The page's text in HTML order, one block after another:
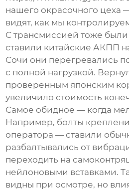
нашего окрасочного цеха
видят, как мы
С трансмиссией тоже
ставили китайские АКПП
Сочи они перегревались
с полной нагрузкой.
проверенным японским
увеличило стоимость
Самое обидное — когда
Например, болты
оператора — ставили
разбалтывались от
переходить на
нейлоновыми вставками.
видны при осмотре, но